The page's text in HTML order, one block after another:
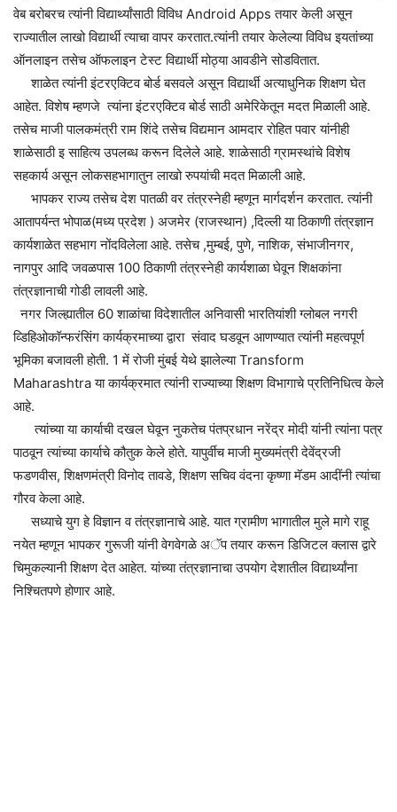
वेब बरोबरच त्यांनी विद्यार्थ्यांसाठी विविध Android Apps तयार केली असून
राज्यातील लाखो विद्यार्थी त्याचा वापर करतात.त्यांनी तयार केलेल्या विविध इयतांच्या
ऑनलाइन तसेच ऑफलाइन टेस्ट विद्यार्थी मोठ्या आवडीने सोडवितात.
शाळेत त्यांनी इंटरएक्टिव बोर्ड बसवले असून विद्यार्थी अत्याधुनिक शिक्षण घेत
आहेत. विशेष म्हणजे त्यांना इंटरएक्टिव बोर्ड साठी अमेरिकेतून मदत मिळाली आहे.
तसेच माजी पालकमंत्री राम शिंदे तसेच विद्यमान आमदार रोहित पवार यांनीही
शाळेसाठी इ साहित्य उपलब्ध करून दिलेले आहे. शाळेसाठी ग्रामस्थांचे विशेष
सहकार्य असून लोकसहभागातुन लाखो रुपयांची मदत मिळाली आहे.
भापकर राज्य तसेच देश पातळी वर तंत्रस्नेही म्हणून मार्गदर्शन करतात. त्यांनी
आतापर्यन्त भोपाळ(मध्य प्रदेश ) अजमेर (राजस्थान) ,दिल्ली या ठिकाणी तंत्रज्ञान
कार्यशाळेत सहभाग नोंदविलेला आहे. तसेच ,मुम्बई, पुणे, नाशिक, संभाजीनगर,
नागपुर आदि जवळपास 100 ठिकाणी तंत्रस्नेही कार्यशाळा घेवून शिक्षकांना
तंत्रज्ञानाची गोडी लावली आहे.
नगर जिल्ह्यातील 60 शाळांचा विदेशातील अनिवासी भारतियांशी ग्लोबल नगरी
व्डिहिओकॉन्फरंसिंग कार्यक्रमाच्या द्वारा संवाद घडवून आणण्यात त्यांनी महत्वपूर्ण
भूमिका बजावली होती. 1 में रोजी मुंबई येथे झालेल्या Transform
Maharashtra या कार्यक्रमात त्यांनी राज्याच्या शिक्षण विभागाचे प्रतिनिधित्व केले
आहे.
त्यांच्या या कार्याची दखल घेवून नुकतेच पंतप्रधान नरेंद्र मोदी यांनी त्यांना पत्र
पाठवून त्यांच्या कार्याचे कौतुक केले होते. यापुर्वीच माजी मुख्यमंत्री देवेंद्रजी
फडणवीस, शिक्षणमंत्री विनोद तावडे, शिक्षण सचिव वंदना कृष्णा मॅडम आदींनी त्यांचा
गौरव केला आहे.
सध्याचे युग हे विज्ञान व तंत्रज्ञानाचे आहे. यात ग्रामीण भागातील मुले मागे राहू
नयेत म्हणून भापकर गुरूजी यांनी वेगवेगळे अॅप तयार करून डिजिटल क्लास द्वारे
चिमुकल्यानी शिक्षण देत आहेत. यांच्या तंत्रज्ञानाचा उपयोग देशातील विद्यार्थ्यांना
निश्चितपणे होणार आहे.